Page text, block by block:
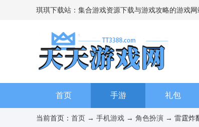
琪琪下载站：集合游戏资源下载与游戏攻略的游戏网
首页 手游 礼包
当前首页： 首页 → 手机游戏 → 角色扮演 → 雷霆炸